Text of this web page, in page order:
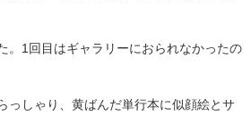
。1回目はギャラリーにおられなかったの
っしゃり、黄ばんだ単行本に似顔絵とサ